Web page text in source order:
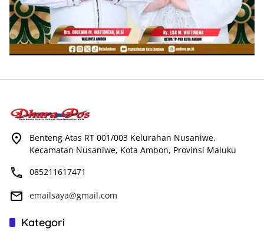
Benteng Atas RT 001/003 Kelurahan Nusaniwe,
Kecamatan Nusaniwe, Kota Ambon, Provinsi Maluku
085211617471
emailsaya@gmail.com
Kategori